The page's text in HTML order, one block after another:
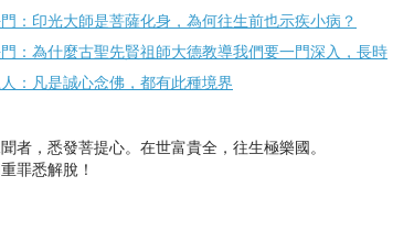
：印光大師是菩薩化身，為何往生前也示疾小病？
：為什麼古聖先賢祖師大德教導我們要一門深入，長時
：凡是誠心念佛，都有此種境界
者，悉發菩提心。在世富貴全，往生極樂國。
罪悉解脫！